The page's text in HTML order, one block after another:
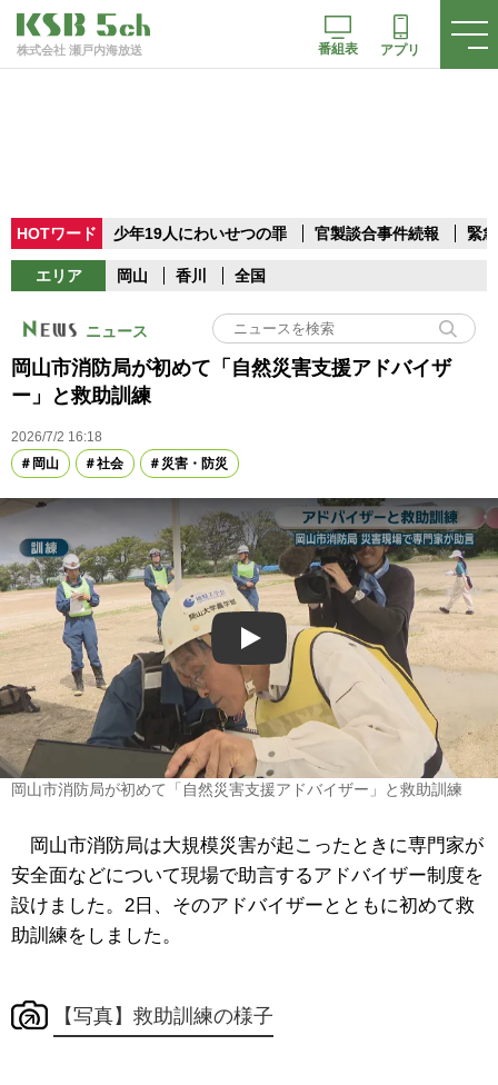
株式会社 瀬戸内海放送 番組表 アプリ
HOTワード 少年19人にわいせつの罪 官製談合事件続報 緊
エリア 岡山 香川 全国
ニュース
岡山市消防局が初めて「自然災害支援アドバイザ
ー」と救助訓練
2026/7/2 16:18
岡山
社会 災害・防災
Play
岡山市消防局が初めて「自然災害支援アドバイザー」と救助訓練
岡山市消防局は大規模災害が起こったときに専門家が
安全面などについて現場で助言するアドバイザー制度を
設けました。2日、そのアドバイザーとともに初めて救
助訓練をしました。
【写真】救助訓練の様子